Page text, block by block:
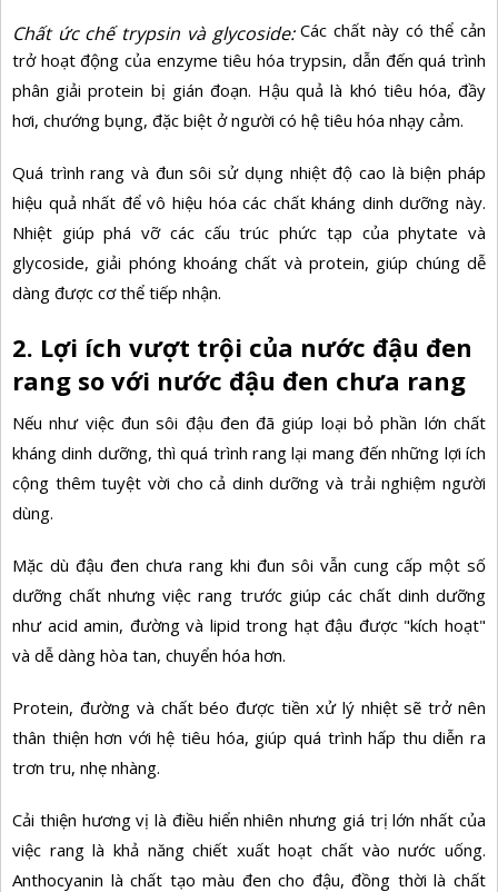
Chất ức chế trypsin và glycoside: Các chất này có thể cản
trở hoạt động của enzyme tiêu hóa trypsin, dẫn đến quá trình
phân giải protein bị gián đoạn. Hậu quả là khó tiêu hóa, đầy
hơi, chướng bụng, đặc biệt ở người có hệ tiêu hóa nhạy cảm.
Quá trình rang và đun sôi sử dụng nhiệt độ cao là biện pháp
hiệu quả nhất để vô hiệu hóa các chất kháng dinh dưỡng này.
Nhiệt giúp phá vỡ các cấu trúc phức tạp của phytate và
glycoside, giải phóng khoáng chất và protein, giúp chúng dễ
dàng được cơ thể tiếp nhận.
2. Lợi ích vượt trội của nước đậu đen
rang so với nước đậu đen chưa rang
Nếu như việc đun sôi đậu đen đã giúp loại bỏ phần lớn chất
kháng dinh dưỡng, thì quá trình rang lại mang đến những lợi ích
cộng thêm tuyệt vời cho cả dinh dưỡng và trải nghiệm người
dùng.
Mặc dù đậu đen chưa rang khi đun sôi vẫn cung cấp một số
dưỡng chất nhưng việc rang trước giúp các chất dinh dưỡng
như acid amin, đường và lipid trong hạt đậu được "kích hoạt"
và dễ dàng hòa tan, chuyển hóa hơn.
Protein, đường và chất béo được tiền xử lý nhiệt sẽ trở nên
thân thiện hơn với hệ tiêu hóa, giúp quá trình hấp thu diễn ra
trơn tru, nhẹ nhàng.
Cải thiện hương vị là điều hiển nhiên nhưng giá trị lớn nhất của
việc rang là khả năng chiết xuất hoạt chất vào nước uống.
Anthocyanin là chất tạo màu đen cho đậu, đồng thời là chất